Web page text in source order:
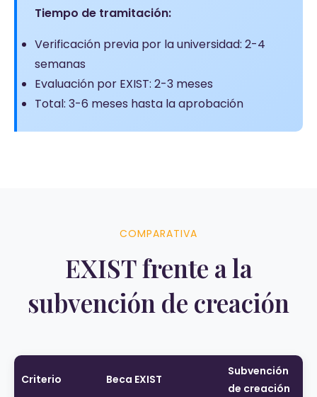
Tiempo de tramitación:
Verificación previa por la universidad: 2-4
semanas
Evaluación por EXIST: 2-3 meses
Total: 3-6 meses hasta la aprobación
COMPARATIVA
EXIST frente a la
subvención de creación
Criterio Beca EXIST
Subvención
de creación